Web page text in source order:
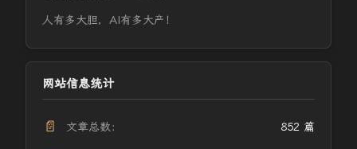
人有多大胆，AI有多大产！
网站信息统计
📄 文章总数： 852 篇